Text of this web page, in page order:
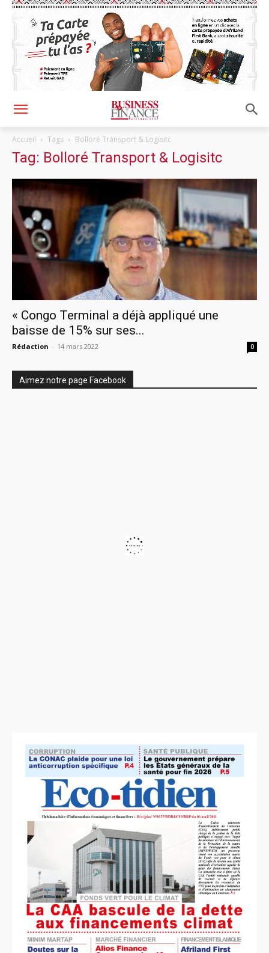
Accueil Tags Bolloré Transport & Logisitc
Tag: Bolloré Transport & Logisitc
« Congo Terminal a déjà appliqué une
baisse de 15% sur ses...
Rédaction - 14 mars 2022 0
Aimez notre page Facebook